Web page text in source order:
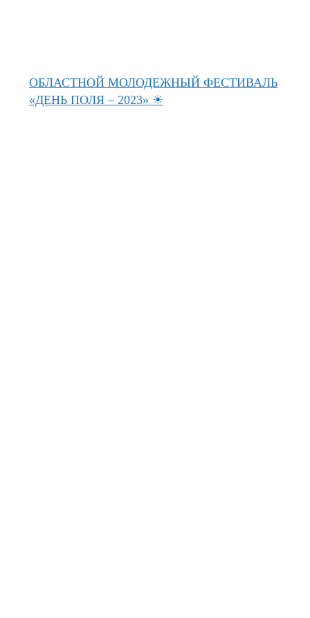
ОБЛАСТНОЙ МОЛОДЕЖНЫЙ ФЕСТИВАЛЬ
«ДЕНЬ ПОЛЯ – 2023» ☀